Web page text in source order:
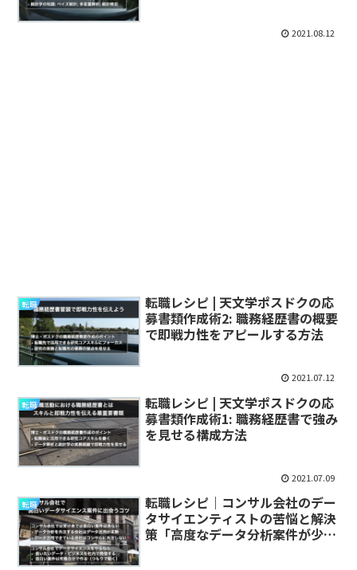
2021.08.12
転職
転職レシピ | 天文学ポスドクの応
募書類作成術2: 職務経歴書の概要
で即戦力性をアピールする方法
2021.07.12
転職
転職レシピ | 天文学ポスドクの応
募書類作成術1: 職務経歴書で強み
を見せる構成方法
2021.07.09
転職
転職レシピ｜コンサル会社のデー
タサイエンティストの苦悩と解決
策「高度なデータ分析案件が少な